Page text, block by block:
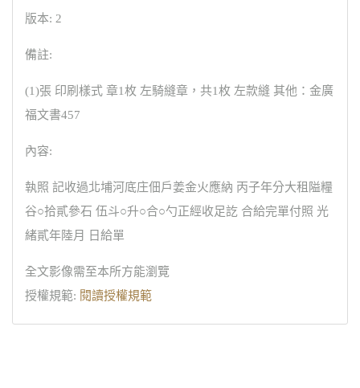
版本: 2
備註:
(1)張 印刷樣式 章1枚 左騎縫章，共1枚 左款縫 其他：金廣
福文書457
內容:
執照 記收過北埔河底庄佃戶姜金火應納 丙子年分大租隘糧
谷○拾貳參石 伍斗○升○合○勺正經收足訖 合給完單付照 光
緒貳年陸月 日給單
全文影像需至本所方能瀏覽
授權規範: 閱讀授權規範